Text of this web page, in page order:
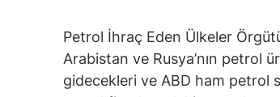
Petrol İhraç Eden Ülkeler
Arabistan ve Rusya’nın petrol
gidecekleri ve ABD ham petrol